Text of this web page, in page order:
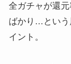
全ガチャが還
ばかり…という
イント。